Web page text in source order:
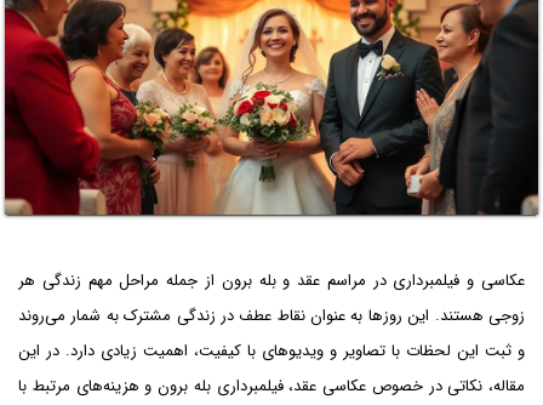
عکاسی و فیلمبرداری در مراسم عقد و بله برون از جمله مراحل مهم زندگی هر
زوجی هستند. این روزها به عنوان نقاط عطف در زندگی مشترک به شمار می‌روند
و ثبت این لحظات با تصاویر و ویدیوهای با کیفیت، اهمیت زیادی دارد. در این
مقاله، نکاتی در خصوص عکاسی عقد، فیلمبرداری بله برون و هزینه‌های مرتبط با